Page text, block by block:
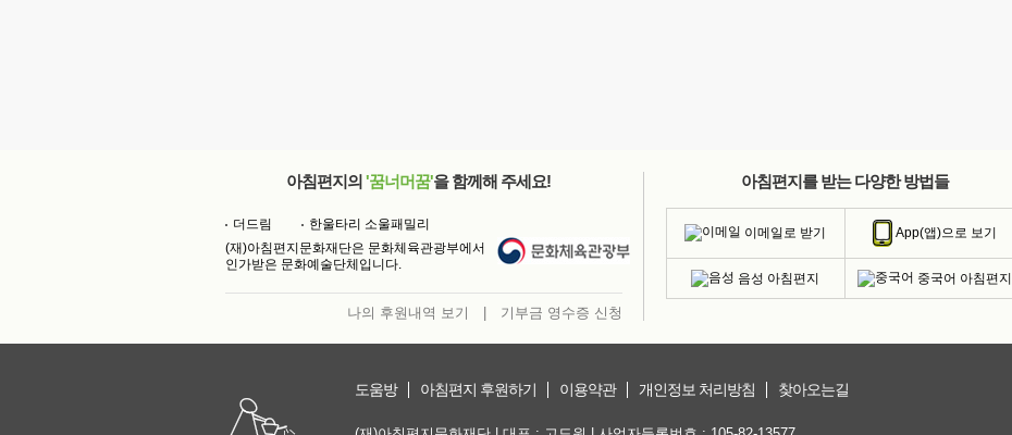
아침편지의 '꿈너머꿈'을 함께해 주세요!
더드림
한울타리 소울패밀리
(재)아침편지문화재단은 문화체육관광부에서
인가받은 문화예술단체입니다.
나의 후원내역 보기 기부금 영수증 신청
아침편지를 받는 다양한 방법들
이메일로 받기 App(앱)으로 보기
음성 아침편지 중국어 아침편지
도움방 아침편지 후원하기 이용약관 개인정보 처리방침 찾아오는길